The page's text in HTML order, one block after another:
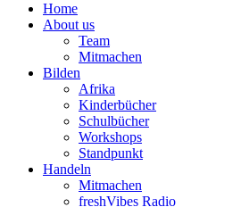
Home
About us
Team
Mitmachen
Bilden
Afrika
Kinderbücher
Schulbücher
Workshops
Standpunkt
Handeln
Mitmachen
freshVibes Radio